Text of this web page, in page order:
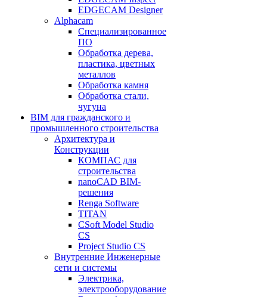
EDGECAM Designer
Alphacam
Специализированное
ПО
Обработка дерева,
пластика, цветных
металлов
Обработка камня
Обработка стали,
чугуна
BIM для гражданского и
промышленного строительства
Архитектура и
Конструкции
КОМПАС для
строительства
nanoCAD BIM-
решения
Renga Software
TITAN
CSoft Model Studio
CS
Project Studio CS
Внутренние Инженерные
сети и системы
Электрика,
электрооборудование